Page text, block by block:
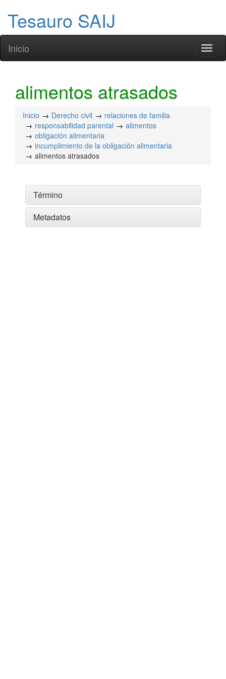
Tesauro SAIJ
Inicio
alimentos atrasados
Inicio Derecho civil
relaciones de familia
responsabilidad parental
alimentos
obligación alimentaria
incumplimiento de la obligación alimentaria
alimentos atrasados
Término
Metadatos